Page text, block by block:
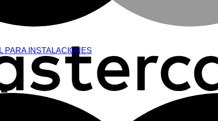
PARA INSTALACIONES